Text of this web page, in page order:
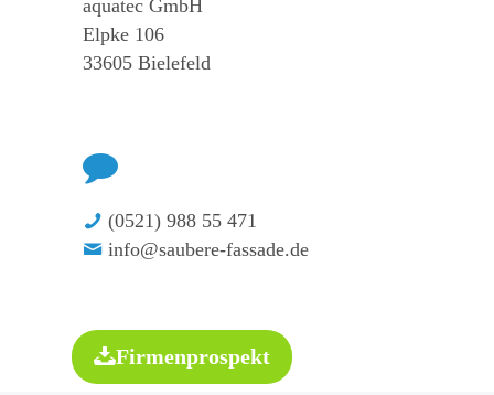
aquatec GmbH
Elpke 106
33605 Bielefeld
(0521) 988 55 471
info@saubere-fassade.de
Firmenprospekt